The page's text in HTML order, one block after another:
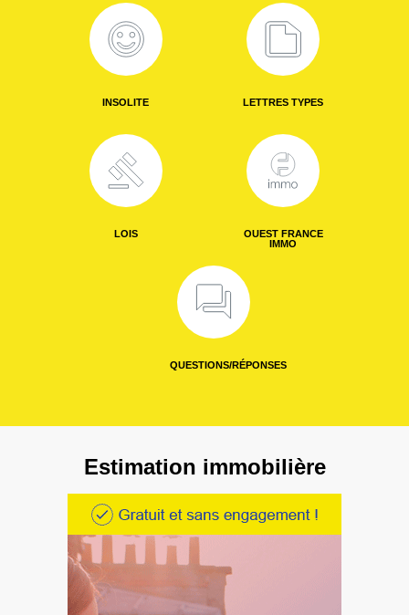
INSOLITE LETTRES TYPES
LOIS
OUEST FRANCE
IMMO
QUESTIONS/RÉPONSES
Estimation immobilière